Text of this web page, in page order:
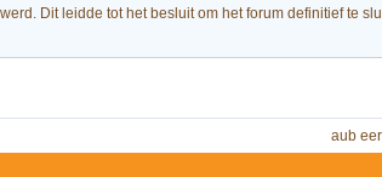
Dit leidde tot het besluit om het forum definitief te
aub